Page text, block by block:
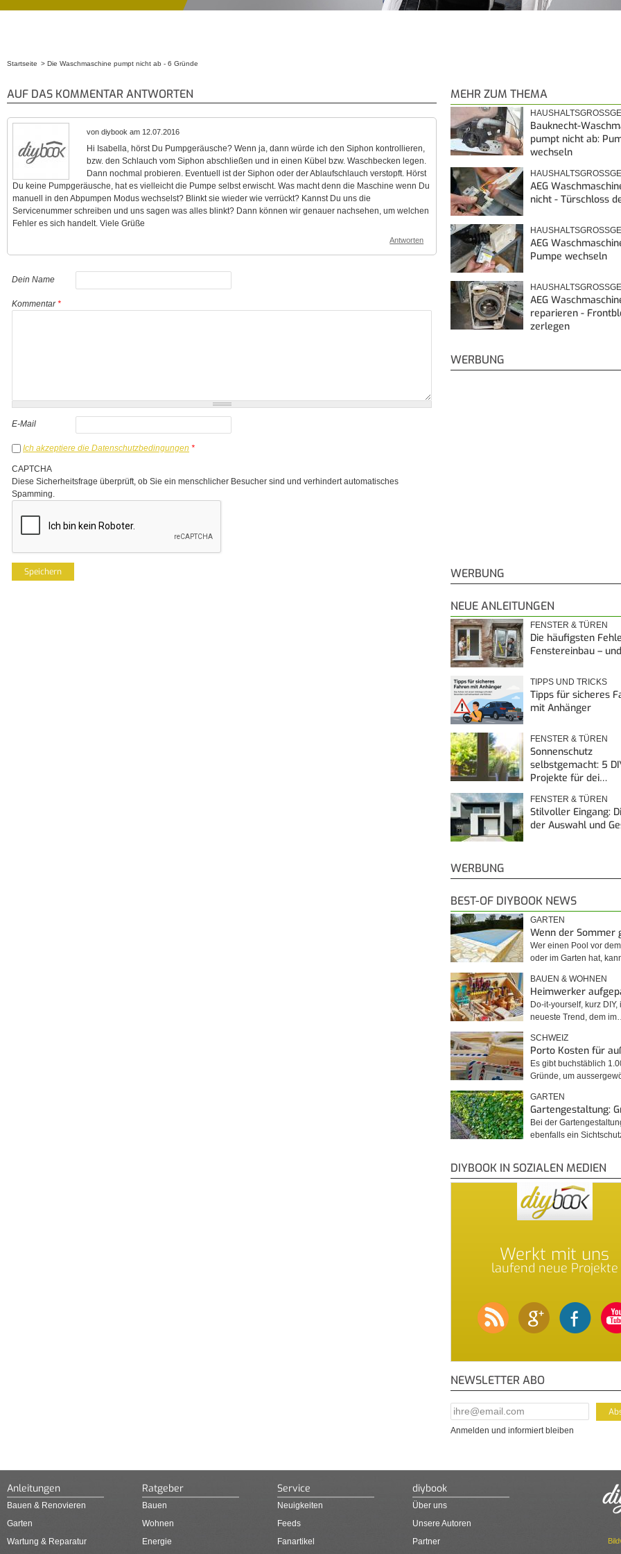
Startseite Die Waschmaschine pumpt nicht ab - 6 Gründe
AUF DAS KOMMENTAR ANTWORTEN
von diybook am 12.07.2016
Hi Isabella, hörst Du Pumpgeräusche? Wenn ja, dann würde ich den Siphon kontrollieren,
bzw. den Schlauch vom Siphon abschließen und in einen Kübel bzw. Waschbecken legen.
Dann nochmal probieren. Eventuell ist der Siphon oder der Ablaufschlauch verstopft. Hörst
Du keine Pumpgeräusche, hat es vielleicht die Pumpe selbst erwischt. Was macht denn die Maschine wenn Du
manuell in den Abpumpen Modus wechselst? Blinkt sie wieder wie verrückt? Kannst Du uns die
Servicenummer schreiben und uns sagen was alles blinkt? Dann können wir genauer nachsehen, um welchen
Fehler es sich handelt. Viele Grüße
Antworten
Dein Name
Kommentar*
E-Mail
Ich akzeptiere die Datenschutzbedingungen *
CAPTCHA
Diese Sicherheitsfrage überprüft, ob Sie ein menschlicher Besucher sind und verhindert automatisches
Spamming.
MEHR ZUM THEMA
Bauknecht-
pumpt nicht ab:
wechseln
AEG
nicht - Türschloss
AEG
Pumpe wechseln
AEG
reparieren -
zerlegen
WERBUNG
WERBUNG
NEUE ANLEITUNGEN
FENSTER & TÜREN
Die häufigsten
Fenstereinbau –
TIPPS UND TRICKS
Tipps für sicheres
mit Anhänger
FENSTER & TÜREN
Sonnenschutz
selbstgemacht: 5
Projekte für dei…
FENSTER & TÜREN
Stilvoller Eingang:
der Auswahl und
WERBUNG
BEST-OF DIYBOOK NEWS
GARTEN
Wenn der Sommer
Wer einen Pool vor
oder im Garten hat,
BAUEN & WOHNEN
Heimwerker
Do-it-yourself, kurz DIY,
neueste Trend, dem
SCHWEIZ
Porto Kosten für
Es gibt buchstäblich
Gründe, um
GARTEN
Gartengestaltung:
Bei der
ebenfalls ein
DIYBOOK IN SOZIALEN MEDIEN
Werkt mit uns
laufend neue Projekte
NEWSLETTER ABO
E-Mail Addresse*
Anmelden und informiert bleiben
Anleitungen
Bauen & Renovieren
Garten
Wartung & Reparatur
Ratgeber
Bauen
Wohnen
Energie
Service
Neuigkeiten
Feeds
Fanartikel
diybook
Über uns
Unsere Autoren
Partner